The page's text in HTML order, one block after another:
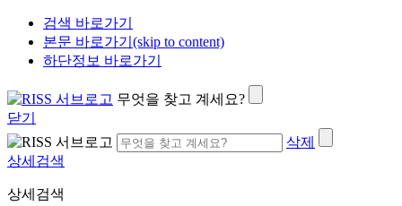
검색 바로가기
본문 바로가기(skip to content)
하단정보 바로가기
무엇을 찾고 계세요?
닫기
삭제
상세검색
상세검색